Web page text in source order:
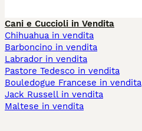
Cani e Cuccioli in Vendita
Chihuahua in vendita
Barboncino in vendita
Labrador in vendita
Pastore Tedesco in vendita
Bouledogue Francese in vendita
Jack Russell in vendita
Maltese in vendita